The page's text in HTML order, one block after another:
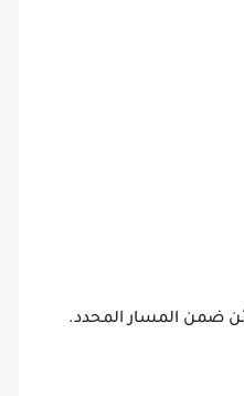
ضمن المسار المحدد.